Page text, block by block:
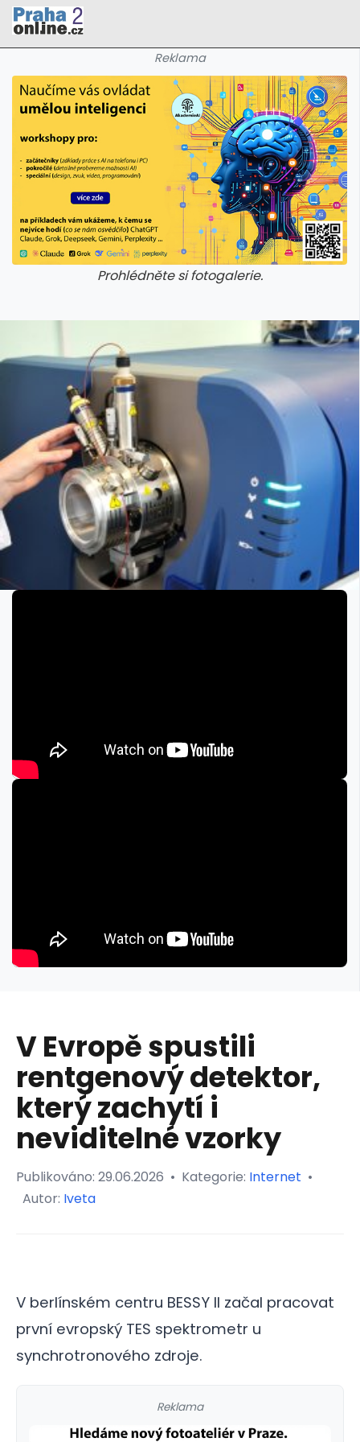
Reklama
Prohlédněte si fotogalerie.
V Evropě spustili
rentgenový detektor,
který zachytí i
neviditelné vzorky
Publikováno: 29.06.2026 • Kategorie: Internet •
Autor: Iveta
V berlínském centru BESSY II začal pracovat
první evropský TES spektrometr u
synchrotronového zdroje.
Reklama